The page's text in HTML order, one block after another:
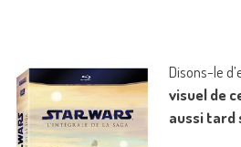
Disons-le
visuel de
aussi tard